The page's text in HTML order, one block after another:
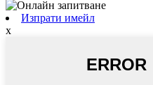
Изпрати имейл
x